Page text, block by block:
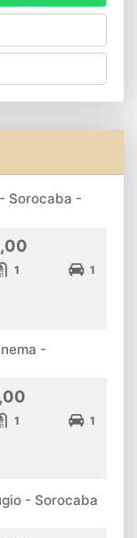
Sorocaba -
1 1
-
1 1
- Sorocaba